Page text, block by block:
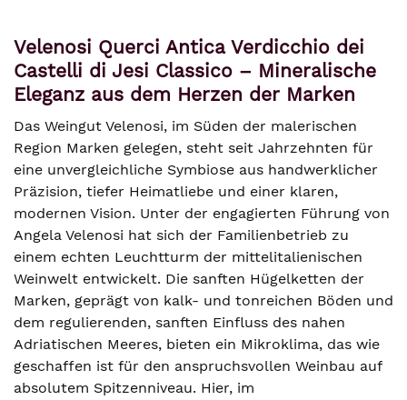
Velenosi Querci Antica Verdicchio dei
Castelli di Jesi Classico – Mineralische
Eleganz aus dem Herzen der Marken
Das Weingut Velenosi, im Süden der malerischen
Region Marken gelegen, steht seit Jahrzehnten für
eine unvergleichliche Symbiose aus handwerklicher
Präzision, tiefer Heimatliebe und einer klaren,
modernen Vision. Unter der engagierten Führung von
Angela Velenosi hat sich der Familienbetrieb zu
einem echten Leuchtturm der mittelitalienischen
Weinwelt entwickelt. Die sanften Hügelketten der
Marken, geprägt von kalk- und tonreichen Böden und
dem regulierenden, sanften Einfluss des nahen
Adriatischen Meeres, bieten ein Mikroklima, das wie
geschaffen ist für den anspruchsvollen Weinbau auf
absolutem Spitzenniveau. Hier, im